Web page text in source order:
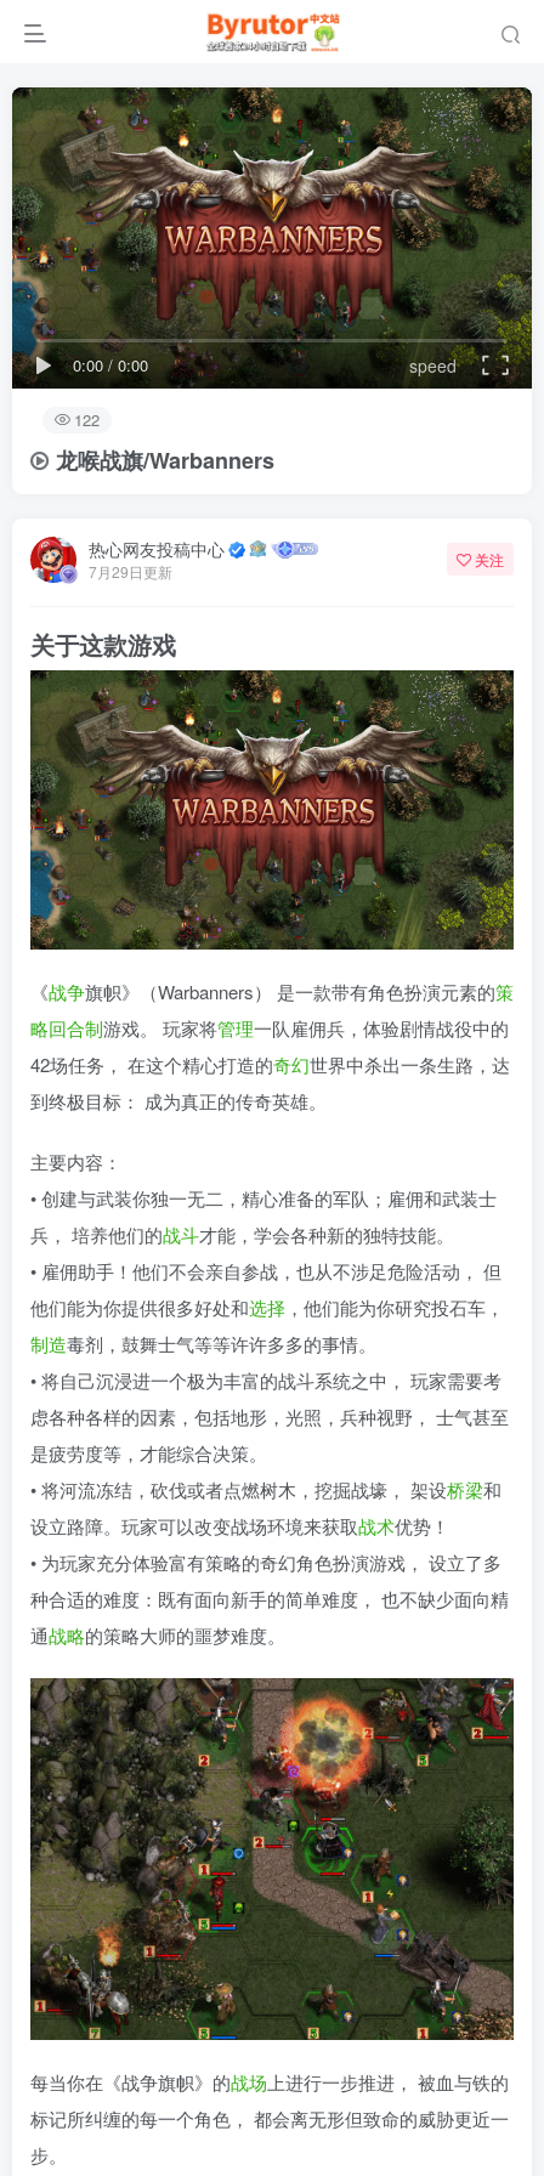
0:00 / 0:00 speed
122
龙喉战旗/Warbanners
热心网友投稿中心
7月29日更新
关注
关于这款游戏
《战争旗帜》（Warbanners） 是一款带有角色扮演元素的策
略回合制游戏。 玩家将管理一队雇佣兵，体验剧情战役中的
42场任务， 在这个精心打造的奇幻世界中杀出一条生路，达
到终极目标： 成为真正的传奇英雄。
主要内容：
• 创建与武装你独一无二，精心准备的军队；雇佣和武装士
兵， 培养他们的战斗才能，学会各种新的独特技能。
• 雇佣助手！他们不会亲自参战，也从不涉足危险活动， 但
他们能为你提供很多好处和选择 ，他们能为你研究投石车，
制造毒剂，鼓舞士气等等许许多多的事情。
• 将自己沉浸进一个极为丰富的战斗系统之中， 玩家需要考
虑各种各样的因素，包括地形，光照，兵种视野， 士气甚至
是疲劳度等，才能综合决策。
• 将河流冻结，砍伐或者点燃树木，挖掘战壕， 架设桥梁和
设立路障。玩家可以改变战场环境来获取战术优势！
• 为玩家充分体验富有策略的奇幻角色扮演游戏， 设立了多
种合适的难度：既有面向新手的简单难度， 也不缺少面向精
通战略的策略大师的噩梦难度。
每当你在《战争旗帜》的战场 上进行一步推进， 被血与铁的
标记所纠缠的每一个角色， 都会离无形但致命的威胁更近一
步。